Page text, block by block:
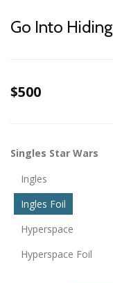
Go Into Hiding
$500
Singles Star Wars
Ingles
Ingles Foil
Hyperspace
Hyperspace Foil